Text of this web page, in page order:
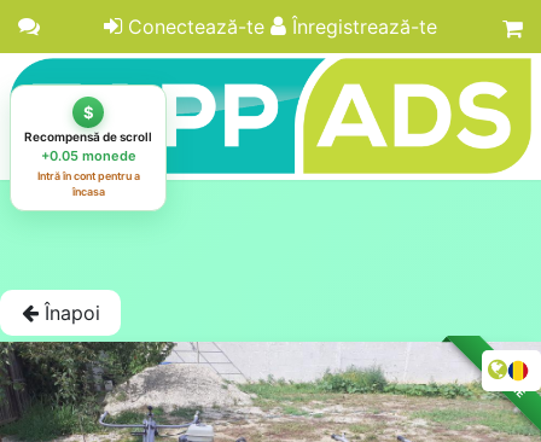
Conectează-te Înregistrează-te
Înapoi
LICITAȚIE